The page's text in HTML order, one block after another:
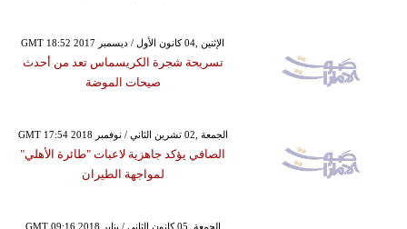
GMT 18:52 2017 الإثنين ,04 كانون الأول / ديسمبر
تسريحة شجرة الكريسماس تعد من أحدث
صيحات الموضة
GMT 17:54 2018 الجمعة ,02 تشرين الثاني / نوفمبر
الصافي يؤكد جاهزية لاعبات "طائرة الأهلي"
لمواجهة الطيران
GMT 09:16 2018 الجمعة ,05 كانون الثاني / يناير